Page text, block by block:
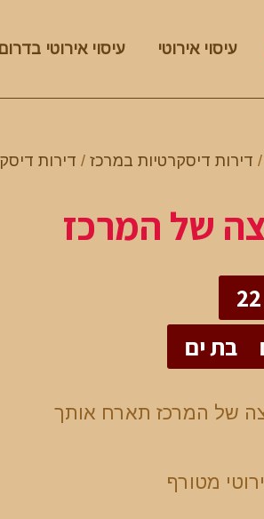
עיסוי אירוטי עיסוי אירוטי בדרום
/ דירות דיסקרטיות במרכז / דירות
של המרכז
22
בת ים
של המרכז תארח אותך
מטורף